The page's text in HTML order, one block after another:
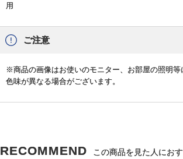
用
ご注意
※商品の画像はお使いのモニター、お部屋の照明等
色味が異なる場合がございます。
RECOMMEND この商品を見た人にお